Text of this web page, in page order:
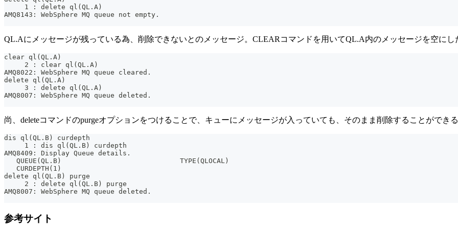
     1 : delete ql(QL.A)
AMQ8143: WebSphere MQ queue not empty.
QL.Aにメッセージが残っている為、削除できないとのメッセージ。CLEARコマンドを用いてQL.A内のメッセージを空にし
clear ql(QL.A)
     2 : clear ql(QL.A)
AMQ8022: WebSphere MQ queue cleared.
delete ql(QL.A)
     3 : delete ql(QL.A)
AMQ8007: WebSphere MQ queue deleted.
尚、deleteコマンドのpurgeオプションをつけることで、キューにメッセージが入っていても、そのまま削除することができる
dis ql(QL.B) curdepth
     1 : dis ql(QL.B) curdepth
AMQ8409: Display Queue details.
   QUEUE(QL.B)                             TYPE(QLOCAL)
   CURDEPTH(1)
delete ql(QL.B) purge
     2 : delete ql(QL.B) purge
AMQ8007: WebSphere MQ queue deleted.
参考サイト